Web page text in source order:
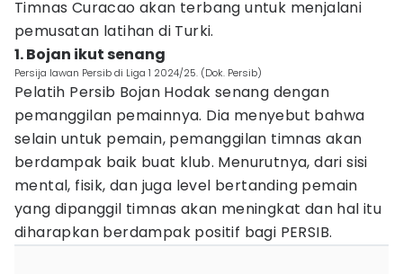
Timnas Curacao akan terbang untuk menjalani
pemusatan latihan di Turki.
1. Bojan ikut senang
Persija lawan Persib di Liga 1 2024/25. (Dok. Persib)
Pelatih Persib Bojan Hodak senang dengan
pemanggilan pemainnya. Dia menyebut bahwa
selain untuk pemain, pemanggilan timnas akan
berdampak baik buat klub. Menurutnya, dari sisi
mental, fisik, dan juga level bertanding pemain
yang dipanggil timnas akan meningkat dan hal itu
diharapkan berdampak positif bagi PERSIB.